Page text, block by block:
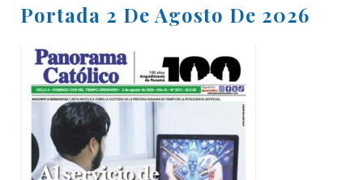
Portada 2 De Agosto De 2026